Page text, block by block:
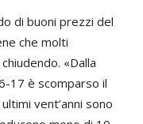
di buoni prezzi del
che molti
«Dalla
17 è scomparso il
vent’anni sono